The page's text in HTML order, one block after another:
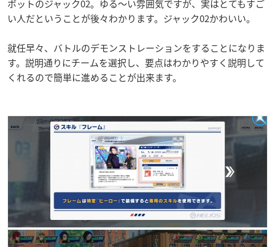
ボットのジャック02。ゆる〜い雰囲気ですが、実はとてもすご
い人だということが後々わかります。ジャック02かわいい。
就任早々、バトルのデモンストレーションをすることになりま
す。説明通りにチームを選択し、要点はわかりやすく説明して
くれるので簡単に進めることが出来ます。